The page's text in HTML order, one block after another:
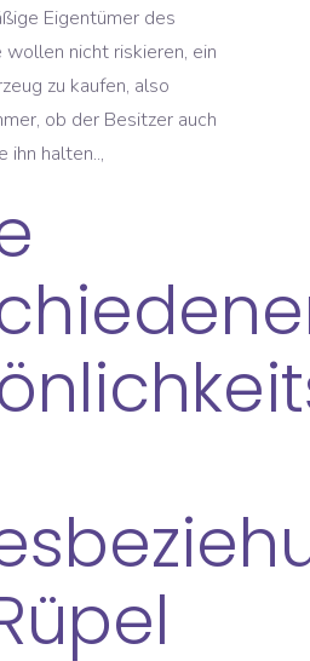
Eigentümer des
wollen nicht riskieren, ein
zu kaufen, also
ob der Besitzer auch
ihn halten..,